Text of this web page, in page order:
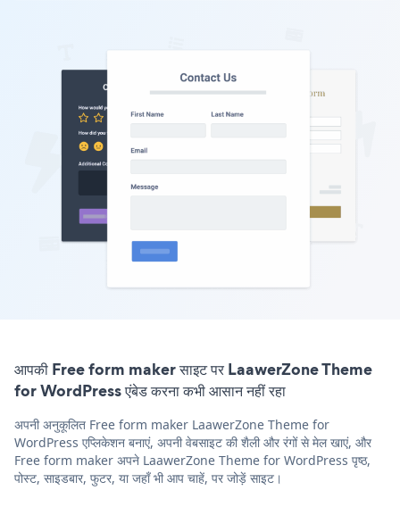
आपकी Free form maker साइट पर LaawerZone Theme
for WordPress एंबेड करना कभी आसान नहीं रहा
अपनी अनुकूलित Free form maker LaawerZone Theme for
WordPress एप्लिकेशन बनाएं, अपनी वेबसाइट की शैली और रंगों से मेल खाएं, और
Free form maker अपने LaawerZone Theme for WordPress पृष्ठ,
पोस्ट, साइडबार, फुटर, या जहाँ भी आप चाहें, पर जोड़ें साइट।